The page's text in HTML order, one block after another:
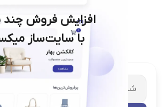
افزایش فروش چند
با سایت‌ساز
شریک تجاری ترب با